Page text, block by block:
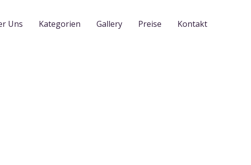
Uns Kategorien Gallery Preise Kontakt